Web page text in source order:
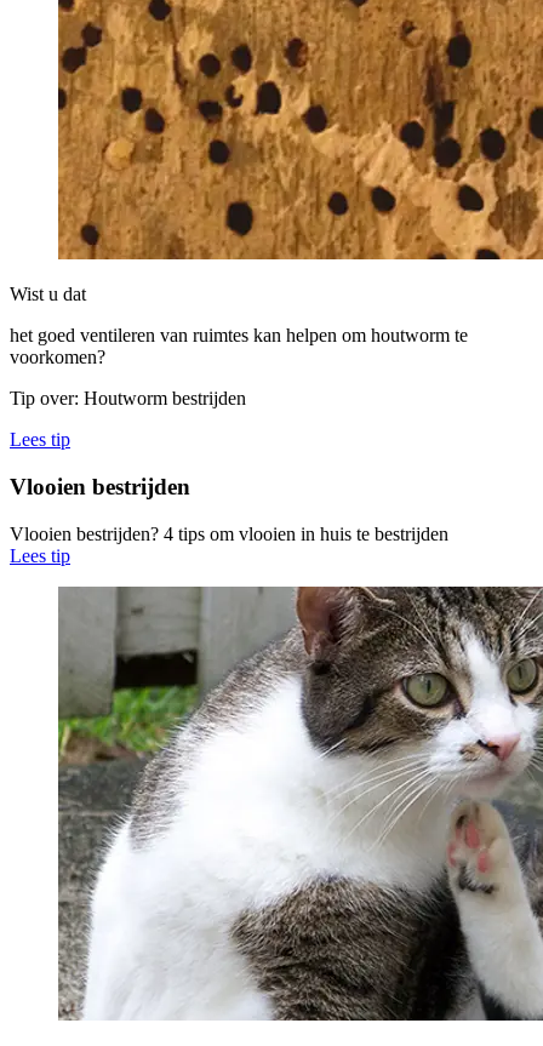
Wist u dat
het goed ventileren van ruimtes kan helpen om houtworm te
voorkomen?
Tip over: Houtworm bestrijden
Lees tip
Vlooien bestrijden
Vlooien bestrijden? 4 tips om vlooien in huis te bestrijden
Lees tip